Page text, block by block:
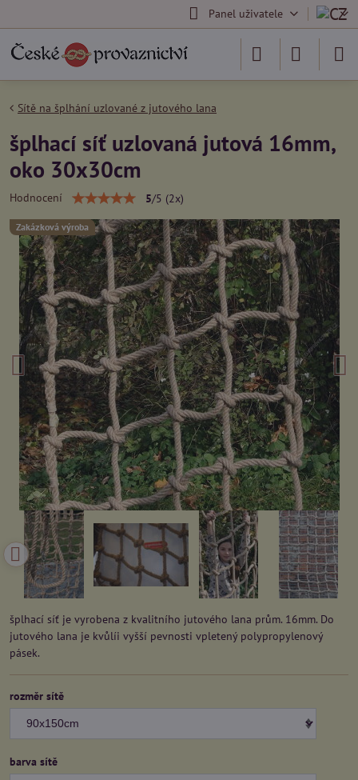
Panel uživatele
Zakázková výroba
Sítě na šplhání uzlované z jutového lana
šplhací síť uzlovaná jutová 16mm,
oko 30x30cm
Hodnocení 5/5 (2x)
šplhací síť je vyrobena z kvalitního jutového lana prům. 16mm. Do
jutového lana je kvůlíi vyšší pevnosti vpletený polypropylenový
pásek.
rozměr sítě
barva sítě